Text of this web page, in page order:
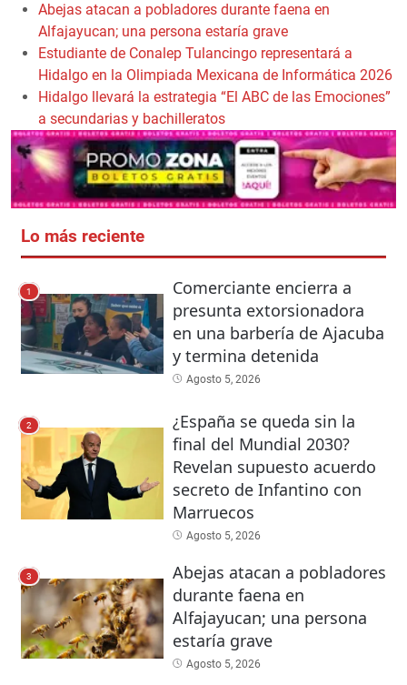
Abejas atacan a pobladores durante faena en
Alfajayucan; una persona estaría grave
Estudiante de Conalep Tulancingo representará a
Hidalgo en la Olimpiada Mexicana de Informática 2026
Hidalgo llevará la estrategia “El ABC de las Emociones”
a secundarias y bachilleratos
Lo más reciente
1
Comerciante encierra a
presunta extorsionadora
en una barbería de Ajacuba
y termina detenida
Agosto 5, 2026
2
¿España se queda sin la
final del Mundial 2030?
Revelan supuesto acuerdo
secreto de Infantino con
Marruecos
Agosto 5, 2026
3
Abejas atacan a pobladores
durante faena en
Alfajayucan; una persona
estaría grave
Agosto 5, 2026